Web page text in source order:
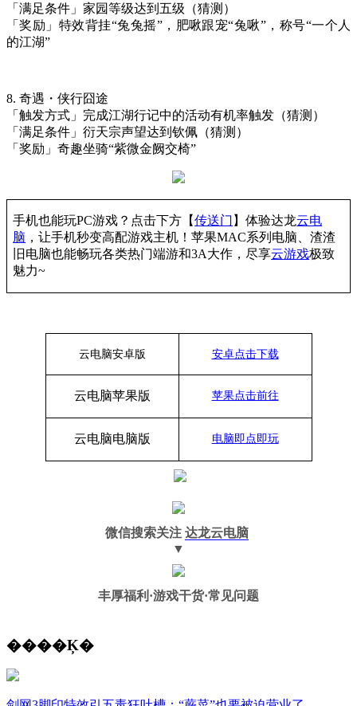
「满足条件」家园等级达到五级（猜测）
「奖励」特效背挂“兔兔摇”，肥啾跟宠“兔啾”，称号“一个人
的江湖”
8. 奇遇・侠行囧途
「触发方式」完成江湖行记中的活动有机率触发（猜测）
「满足条件」衍天宗声望达到钦佩（猜测）
「奖励」奇趣坐骑“紫微金阙交椅”
手机也能玩PC游戏？点击下方【传送门 】体验达龙云电
脑 ，让手机秒变高配游戏主机 ！苹果MAC系列电脑、渣渣
旧电脑也能畅玩各类热门端游和3A大作，尽享云游戏极致
魅力~
云电脑安卓版 安卓点击下载
云电脑苹果版 苹果点击前往
云电脑电脑版 电脑即点即玩
微信搜索关注 达龙云电脑
▼
丰厚福利 ·游戏干货·常见问题
����Ķ�